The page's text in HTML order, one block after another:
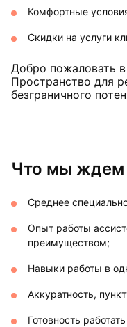
Комфортные
Скидки на услуги
Добро пожаловать
Пространство для
безграничного
Что мы ждем
Среднее
Опыт работы
преимуществом;
Навыки работы в
Аккуратность,
Готовность